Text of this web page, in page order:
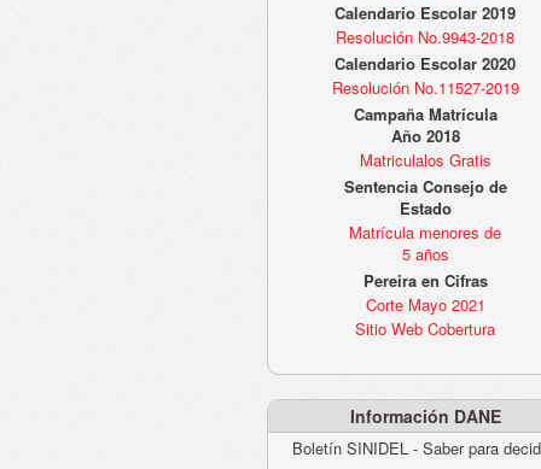
Calendario Escolar 2019
Resolución No.9943-2018
Calendario Escolar 2020
Resolución No.11527-2019
Campaña Matrícula
Año 2018
Matriculalos Gratis
Sentencia Consejo de
Estado
Matrícula menores de
5 años
Pereira en Cifras
Corte Mayo 2021
Sitio Web Cobertura
Información DANE
Boletín SINIDEL - Saber para